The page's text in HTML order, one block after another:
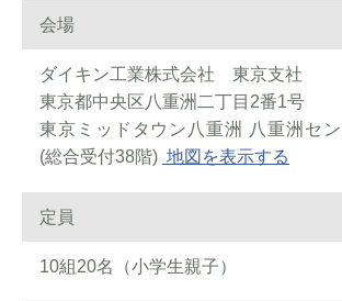
会場
ダイキン工業株式会社 東京支社
東京都中央区八重洲二丁目2番1号
東京ミッドタウン八重洲 八重洲セ
(総合受付38階) 地図を表示する
定員
10組20名（小学生親子）